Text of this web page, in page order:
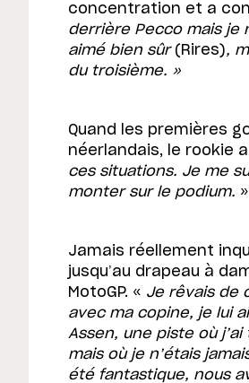
concentration et a
derrière Pecco mais je
aimé bien sûr(Rires),
du troisième. »
Quand les premières
néerlandais, le rookie
ces situations. Je me
monter sur le podium. »
Jamais réellement
jusqu’au drapeau à
MotoGP. « Je rêvais de
avec ma copine, je lui
Assen, une piste où
mais où je n’étais
été fantastique, nous